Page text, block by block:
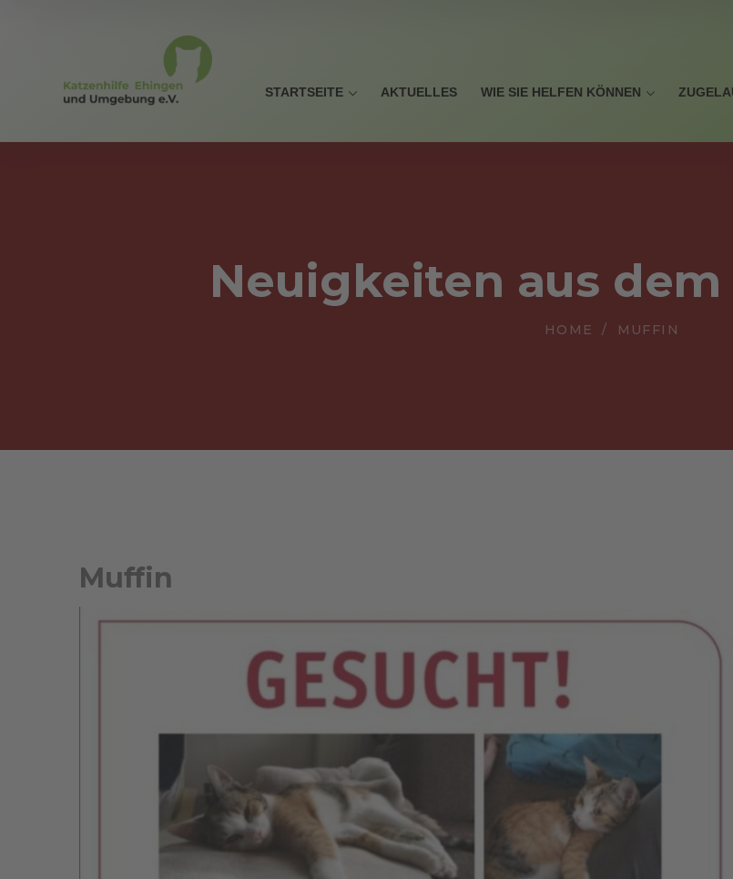
STARTSEITE AKTUELLES WIE SIE HELFEN KÖNNEN
HOME MUFFIN
Neuigkeiten aus
Muffin